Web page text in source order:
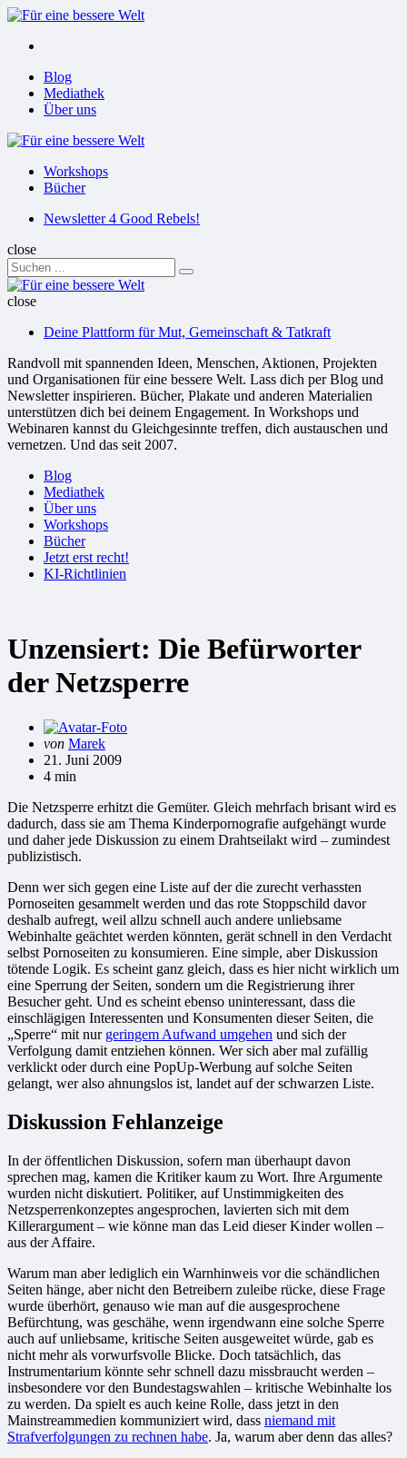
Menu
Menu
Blog
Mediathek
Über uns
Für
Workshops
Bücher
SuchenNewsletter 4 Good Rebels!
close
Search
for:
Suchen
Für
Welt
close
Deine Plattform für Mut, Gemeinschaft & Tatkraft
Randvoll mit spannenden Ideen, Menschen, Aktionen, Projekten
und Organisationen für eine bessere Welt. Lass dich per Blog und
Newsletter inspirieren. Bücher, Plakate und anderen Materialien
unterstützen dich bei deinem Engagement. In Workshops und
Webinaren kannst du Gleichgesinnte treffen, dich austauschen und
vernetzen. Und das seit 2007.
Blog
Mediathek
Über uns
Workshops
Bücher
Jetzt erst recht!
KI-Richtlinien
Unzensiert: Die Befürworter
der Netzsperre
Gepostet
von
von Marek
21. Juni 2009
4 min
Die Netzsperre erhitzt die Gemüter. Gleich mehrfach brisant wird es
dadurch, dass sie am Thema Kinderpornografie aufgehängt wurde
und daher jede Diskussion zu einem Drahtseilakt wird – zumindest
publizistisch.
Denn wer sich gegen eine Liste auf der die zurecht verhassten
Pornoseiten gesammelt werden und das rote Stoppschild davor
deshalb aufregt, weil allzu schnell auch andere unliebsame
Webinhalte geächtet werden könnten, gerät schnell in den Verdacht
selbst Pornoseiten zu konsumieren. Eine simple, aber Diskussion
tötende Logik. Es scheint ganz gleich, dass es hier nicht wirklich um
eine Sperrung der Seiten, sondern um die Registrierung ihrer
Besucher geht. Und es scheint ebenso uninteressant, dass die
einschlägigen Interessenten und Konsumenten dieser Seiten, die
„Sperre“ mit nur geringem Aufwand umgehen und sich der
Verfolgung damit entziehen können. Wer sich aber mal zufällig
verklickt oder durch eine PopUp-Werbung auf solche Seiten
gelangt, wer also ahnungslos ist, landet auf der schwarzen Liste.
Diskussion Fehlanzeige
In der öffentlichen Diskussion, sofern man überhaupt davon
sprechen mag, kamen die Kritiker kaum zu Wort. Ihre Argumente
wurden nicht diskutiert. Politiker, auf Unstimmigkeiten des
Netzsperrenkonzeptes angesprochen, lavierten sich mit dem
Killerargument – wie könne man das Leid dieser Kinder wollen –
aus der Affaire.
Warum man aber lediglich ein Warnhinweis vor die schändlichen
Seiten hänge, aber nicht den Betreibern zuleibe rücke, diese Frage
wurde überhört, genauso wie man auf die ausgesprochene
Befürchtung, was geschähe, wenn irgendwann eine solche Sperre
auch auf unliebsame, kritische Seiten ausgeweitet würde, gab es
nicht mehr als vorwurfsvolle Blicke. Doch tatsächlich, das
Instrumentarium könnte sehr schnell dazu missbraucht werden –
insbesondere vor den Bundestagswahlen – kritische Webinhalte los
zu werden. Da spielt es auch keine Rolle, dass jetzt in den
Mainstreammedien kommuniziert wird, dass niemand mit
Strafverfolgungen zu rechnen habe. Ja, warum aber denn das alles?